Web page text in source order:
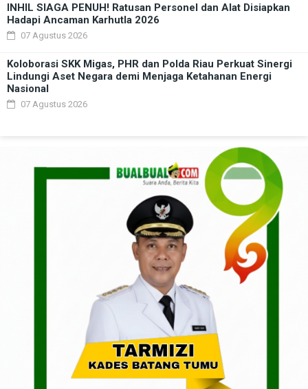
INHIL SIAGA PENUH! Ratusan Personel dan Alat Disiapkan
Hadapi Ancaman Karhutla 2026
07 Agustus 2026
Koloborasi SKK Migas, PHR dan Polda Riau Perkuat Sinergi
Lindungi Aset Negara demi Menjaga Ketahanan Energi
Nasional
07 Agustus 2026